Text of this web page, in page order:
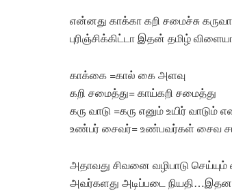
என்னது காக்கா கறி சமைச்சு
புரிஞ்சிக்கிட்டா இதன் தமிழ்
காக்கை =கால் கை அளவு
கறி சமைத்து= காய்கறி சமைத்து
கரு வாடு =கரு எனும் உயிர் வாடும்
உண்பர் சைவர்= உண்பவர்கள் சைவ
அதாவது சிவனை வழிபாடு
அவர்களது அடிப்படை